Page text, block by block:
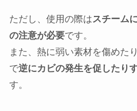
ただし、使用の際はスチーム
の注意が必要です。
また、熱に弱い素材を傷めた
で逆にカビの発生を促したり
す。